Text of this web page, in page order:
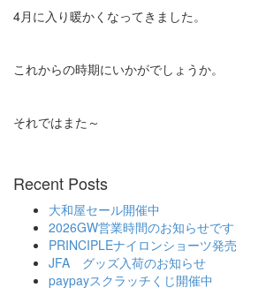
4月に入り暖かくなってきました。
これからの時期にいかがでしょうか。
それではまた～
Recent Posts
大和屋セール開催中
2026GW営業時間のお知らせです
PRINCIPLEナイロンショーツ発売
JFA グッズ入荷のお知らせ
paypayスクラッチくじ開催中